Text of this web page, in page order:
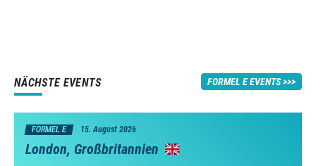
NÄCHSTE EVENTS FORMEL E EVENTS
FORMEL E 15. August 2026
London, Großbritannien